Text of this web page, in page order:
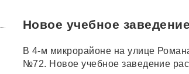
Новое учебное
В 4-м микрорайоне на улице
№72. Новое учебное заведение